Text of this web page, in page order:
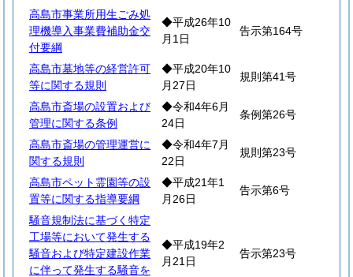
高島市事業所用生ごみ処
理機導入事業費補助金交
付要綱
◆平成26年10
月1日
告示第164号
高島市墓地等の経営許可
等に関する規則
◆平成20年10
月27日
規則第41号
高島市斎場の設置および
管理に関する条例
◆令和4年6月
24日
条例第26号
高島市斎場の管理運営に
関する規則
◆令和4年7月
22日
規則第23号
高島市ペット霊園等の設
置等に関する指導要綱
◆平成21年1
月26日
告示第6号
騒音規制法に基づく特定
工場等において発生する
騒音および特定建設作業
に伴って発生する騒音を
◆平成19年2
月21日
告示第23号